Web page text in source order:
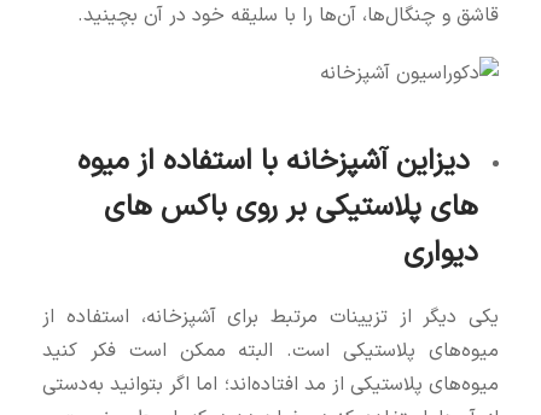
قاشق و چنگال‌ها، آن‌ها را با سلیقه خود در آن بچینید.
دیزاین آشپزخانه با استفاده از میوه‌
های پلاستیکی بر روی باکس‌ های
دیواری
یکی دیگر از تزیینات مرتبط برای آشپزخانه، استفاده از
میوه‌های پلاستیکی است. البته ممکن است فکر کنید
میوه‌های پلاستیکی از مد افتاده‌اند؛ اما اگر بتوانید به‌دستی